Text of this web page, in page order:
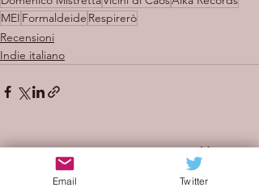
MEI Formaldeide Respirerò
Recensioni
Indie italiano
Post recenti Mostra tutti
Email Twitter